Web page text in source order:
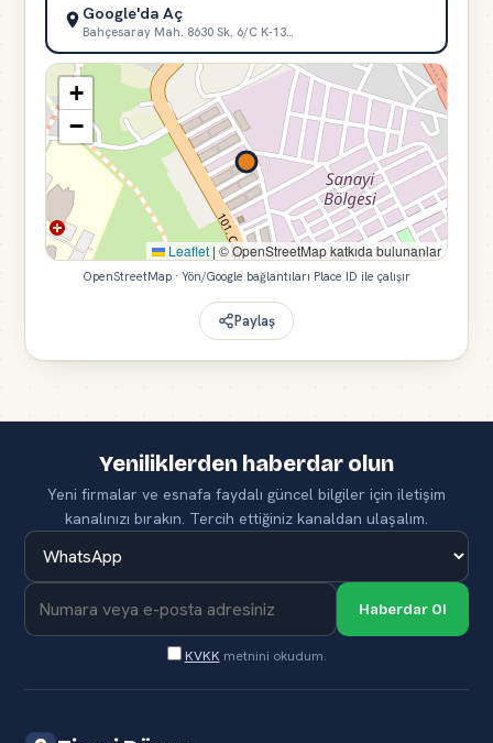
Google'da Aç
Bahçesaray Mah. 8630 Sk. 6/C K-13…
+
−
Leaflet | © OpenStreetMap katkıda bulunanlar
OpenStreetMap · Yön/Google bağlantıları Place ID ile çalışır
Paylaş
Yeniliklerden haberdar olun
Yeni firmalar ve esnafa faydalı güncel bilgiler için iletişim
kanalınızı bırakın. Tercih ettiğiniz kanaldan ulaşalım.
Haberdar Ol
KVKK metnini okudum.